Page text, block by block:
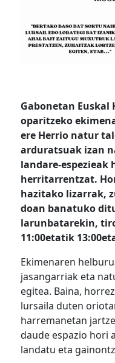
Gabonetan
oparitzeko
ere Herrio natur
arduratsuak izan
landare-
herritarrentzat.
hazitako lizarrak,
doan banatuko
larunbatarekin,
11:00etatik
Ekimenaren
jasangarriak eta
egitea. Baina,
lursaila duten
harremanetan
daude espazio hori
landatu eta